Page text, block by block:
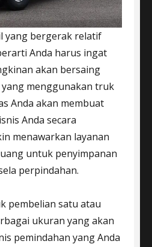
yang bergerak relatif
Anda harus ingat
akan bersaing
menggunakan truk
Anda akan membuat
Anda secara
menawarkan layanan
untuk penyimpanan
perpindahan.
pembelian satu atau
ukuran yang akan
pemindahan yang Anda